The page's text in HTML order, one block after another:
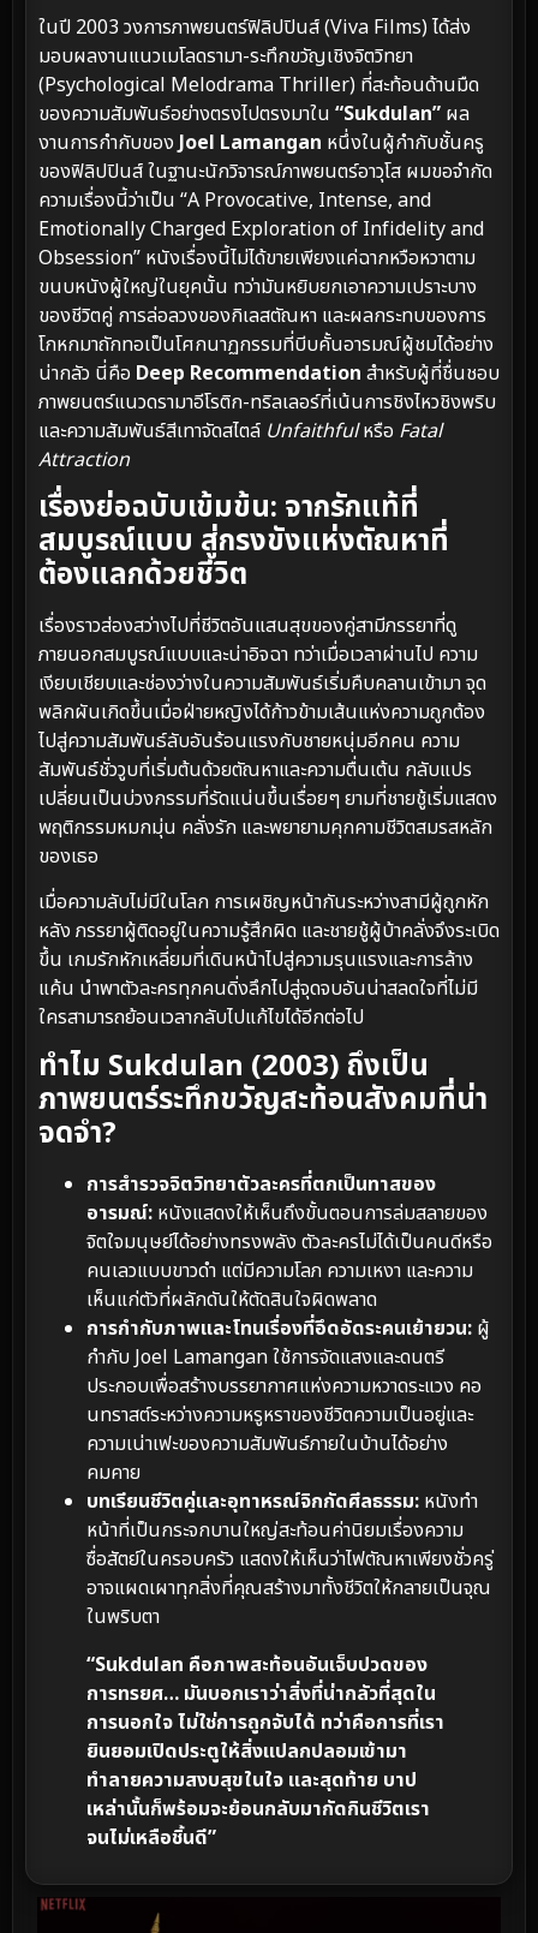
ในปี 2003 วงการภาพยนตร์ฟิลิปปินส์ (Viva Films) ได้ส่ง
มอบผลงานแนวเมโลดรามา-ระทึกขวัญเชิงจิตวิทยา
(Psychological Melodrama Thriller) ที่สะท้อนด้านมืด
ของความสัมพันธ์อย่างตรงไปตรงมาใน “Sukdulan” ผล
งานการกำกับของ Joel Lamangan หนึ่งในผู้กำกับชั้นครู
ของฟิลิปปินส์ ในฐานะนักวิจารณ์ภาพยนตร์อาวุโส ผมขอจำกัด
ความเรื่องนี้ว่าเป็น “A Provocative, Intense, and
Emotionally Charged Exploration of Infidelity and
Obsession” หนังเรื่องนี้ไม่ได้ขายเพียงแค่ฉากหวือหวาตาม
ขนบหนังผู้ใหญ่ในยุคนั้น ทว่ามันหยิบยกเอาความเปราะบาง
ของชีวิตคู่ การล่อลวงของกิเลสตัณหา และผลกระทบของการ
โกหกมาถักทอเป็นโศกนาฏกรรมที่บีบคั้นอารมณ์ผู้ชมได้อย่าง
น่ากลัว นี่คือ Deep Recommendation สำหรับผู้ที่ชื่นชอบ
ภาพยนตร์แนวดรามาอีโรติก-ทริลเลอร์ที่เน้นการชิงไหวชิงพริบ
และความสัมพันธ์สีเทาจัดสไตล์ Unfaithfulหรือ Fatal
Attraction
เรื่องย่อฉบับเข้มข้น: จากรักแท้ที่
สมบูรณ์แบบ สู่กรงขังแห่งตัณหาที่
ต้องแลกด้วยชีวิต
เรื่องราวส่องสว่างไปที่ชีวิตอันแสนสุขของคู่สามีภรรยาที่ดู
ภายนอกสมบูรณ์แบบและน่าอิจฉา ทว่าเมื่อเวลาผ่านไป ความ
เงียบเชียบและช่องว่างในความสัมพันธ์เริ่มคืบคลานเข้ามา จุด
พลิกผันเกิดขึ้นเมื่อฝ่ายหญิงได้ก้าวข้ามเส้นแห่งความถูกต้อง
ไปสู่ความสัมพันธ์ลับอันร้อนแรงกับชายหนุ่มอีกคน ความ
สัมพันธ์ชั่ววูบที่เริ่มต้นด้วยตัณหาและความตื่นเต้น กลับแปร
เปลี่ยนเป็นบ่วงกรรมที่รัดแน่นขึ้นเรื่อยๆ ยามที่ชายชู้เริ่มแสดง
พฤติกรรมหมกมุ่น คลั่งรัก และพยายามคุกคามชีวิตสมรสหลัก
ของเธอ
เมื่อความลับไม่มีในโลก การเผชิญหน้ากันระหว่างสามีผู้ถูกหัก
หลัง ภรรยาผู้ติดอยู่ในความรู้สึกผิด และชายชู้ผู้บ้าคลั่งจึงระเบิด
ขึ้น เกมรักหักเหลี่ยมที่เดินหน้าไปสู่ความรุนแรงและการล้าง
แค้น นำพาตัวละครทุกคนดิ่งลึกไปสู่จุดจบอันน่าสลดใจที่ไม่มี
ใครสามารถย้อนเวลากลับไปแก้ไขได้อีกต่อไป
ทำไม Sukdulan (2003) ถึงเป็น
ภาพยนตร์ระทึกขวัญสะท้อนสังคมที่น่า
จดจำ?
การสำรวจจิตวิทยาตัวละครที่ตกเป็นทาสของ
อารมณ์: หนังแสดงให้เห็นถึงขั้นตอนการล่มสลายของ
จิตใจมนุษย์ได้อย่างทรงพลัง ตัวละครไม่ได้เป็นคนดีหรือ
คนเลวแบบขาวดำ แต่มีความโลภ ความเหงา และความ
เห็นแก่ตัวที่ผลักดันให้ตัดสินใจผิดพลาด
การกำกับภาพและโทนเรื่องที่อึดอัดระคนเย้ายวน: ผู้
กำกับ Joel Lamangan ใช้การจัดแสงและดนตรี
ประกอบเพื่อสร้างบรรยากาศแห่งความหวาดระแวง คอ
นทราสต์ระหว่างความหรูหราของชีวิตความเป็นอยู่และ
ความเน่าเฟะของความสัมพันธ์ภายในบ้านได้อย่าง
คมคาย
บทเรียนชีวิตคู่และอุทาหรณ์จิกกัดศีลธรรม: หนังทำ
หน้าที่เป็นกระจกบานใหญ่สะท้อนค่านิยมเรื่องความ
ซื่อสัตย์ในครอบครัว แสดงให้เห็นว่าไฟตัณหาเพียงชั่วครู่
อาจแผดเผาทุกสิ่งที่คุณสร้างมาทั้งชีวิตให้กลายเป็นจุณ
ในพริบตา
“Sukdulan คือภาพสะท้อนอันเจ็บปวดของ
การทรยศ… มันบอกเราว่าสิ่งที่น่ากลัวที่สุดใน
การนอกใจ ไม่ใช่การถูกจับได้ ทว่าคือการที่เรา
ยินยอมเปิดประตูให้สิ่งแปลกปลอมเข้ามา
ทำลายความสงบสุขในใจ และสุดท้าย บาป
เหล่านั้นก็พร้อมจะย้อนกลับมากัดกินชีวิตเรา
จนไม่เหลือชิ้นดี”